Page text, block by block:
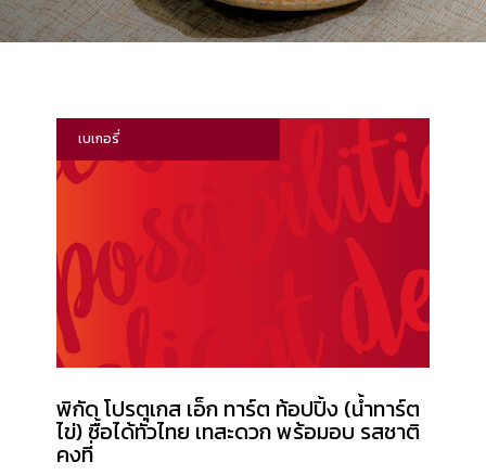
เบเกอรี่
พิกัด โปรตุเกส เอ็ก ทาร์ต ท้อปปิ้ง (น้ำทาร์ต
ไข่) ซื้อได้ทั่วไทย เทสะดวก พร้อมอบ รสชาติ
คงที่